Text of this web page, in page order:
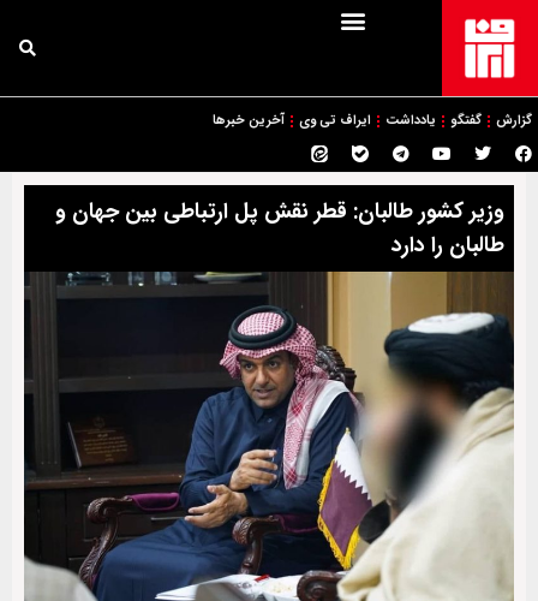
گزارش گفتگو یادداشت ایراف تی وی آخرین خبرها
وزیر کشور طالبان: قطر نقش پل ارتباطی بین جهان و
طالبان را دارد